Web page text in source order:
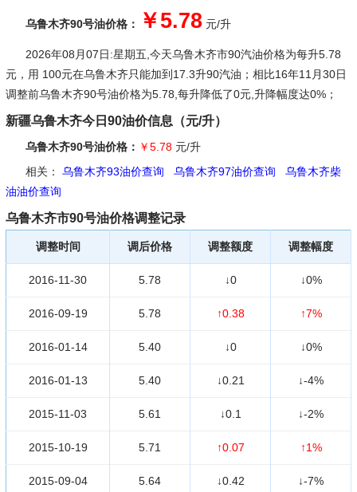
乌鲁木齐90号油价格： ￥5.78元/升
2026年08月07日:星期五 ,今天乌鲁木齐市90汽油价格为每升5.78
元，用 100元在乌鲁木齐只能加到17.3升90汽油；相比16年11月30日
调整前乌鲁木齐90号油价格为5.78,每升降低了0元,升降幅度达0%；
新疆乌鲁木齐今日90油价信息（元/升）
乌鲁木齐90号油价格： ￥5.78元/升
相关： 乌鲁木齐93油价查询 乌鲁木齐97油价查询
乌鲁木齐柴
油油价查询
乌鲁木齐市90号油价格调整记录
调整时间 调后价格 调整额度 调整幅度
2016-11-30 5.78 ↓0 ↓0%
2016-09-19 5.78 ↑0.38 ↑7%
2016-01-14 5.40 ↓0 ↓0%
2016-01-13 5.40 ↓0.21 ↓-4%
2015-11-03 5.61 ↓0.1 ↓-2%
2015-10-19 5.71 ↑0.07 ↑1%
2015-09-04 5.64 ↓0.42 ↓-7%